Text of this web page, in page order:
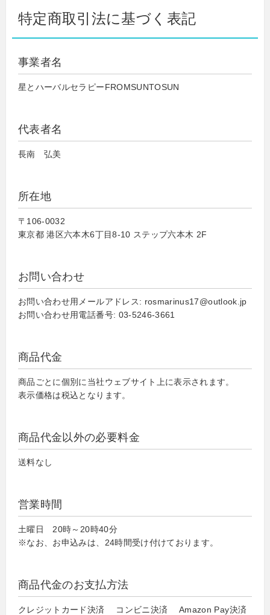
特定商取引法に基づく表記
事業者名
星とハーバルセラピーFROMSUNTOSUN
代表者名
長南 弘美
所在地
〒106-0032
東京都 港区六本木6丁目8-10 ステップ六本木 2F
お問い合わせ
お問い合わせ用メールアドレス: rosmarinus17@outlook.jp
お問い合わせ用電話番号: 03-5246-3661
商品代金
商品ごとに個別に当社ウェブサイト上に表示されます。
表示価格は税込となります。
商品代金以外の必要料金
送料なし
営業時間
土曜日 20時～20時40分
※なお、お申込みは、24時間受け付けております。
商品代金のお支払方法
クレジットカード決済 コンビニ決済 Amazon Pay決済